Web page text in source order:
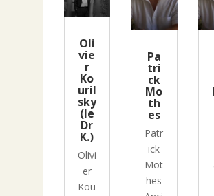
Oli
vie
r
Ko
uril
sky
(le
Dr
K.)
Olivi
er
Kou
Pa
tri
ck
Mo
th
es
Patr
ick
Mot
hes